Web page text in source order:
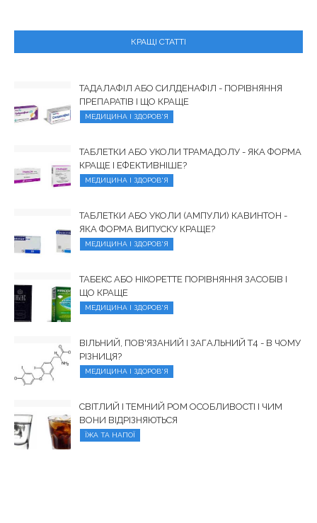
КРАЩІ СТАТТІ
ТАДАЛАФІЛ АБО СИЛДЕНАФІЛ - ПОРІВНЯННЯ
ПРЕПАРАТІВ І ЩО КРАЩЕ
МЕДИЦИНА І ЗДОРОВ'Я
ТАБЛЕТКИ АБО УКОЛИ ТРАМАДОЛУ - ЯКА ФОРМА
КРАЩЕ І ЕФЕКТИВНІШЕ?
МЕДИЦИНА І ЗДОРОВ'Я
ТАБЛЕТКИ АБО УКОЛИ (АМПУЛИ) КАВИНТОН -
ЯКА ФОРМА ВИПУСКУ КРАЩЕ?
МЕДИЦИНА І ЗДОРОВ'Я
ТАБЕКС АБО НІКОРЕТТЕ ПОРІВНЯННЯ ЗАСОБІВ І
ЩО КРАЩЕ
МЕДИЦИНА І ЗДОРОВ'Я
ВІЛЬНИЙ, ПОВ'ЯЗАНИЙ І ЗАГАЛЬНИЙ Т4 - В ЧОМУ
РІЗНИЦЯ?
МЕДИЦИНА І ЗДОРОВ'Я
СВІТЛИЙ І ТЕМНИЙ РОМ ОСОБЛИВОСТІ І ЧИМ
ВОНИ ВІДРІЗНЯЮТЬСЯ
ЇЖА ТА НАПОЇ